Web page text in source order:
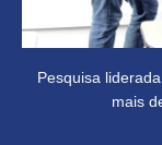
Pesquisa
mais